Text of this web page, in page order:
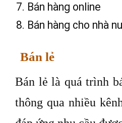
Bán hàng online
Bán hàng cho nhà
Bán lẻ
Bán lẻ là quá trình
thông qua nhiều